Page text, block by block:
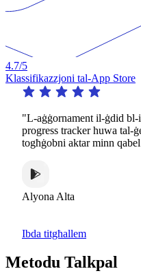
4.7/5
Klassifikazzjoni tal-App Store
aġġornament il-ġdid bl-
tracker huwa tal-ġenn.
aktar minn qabel."
Alta
Ibda titgħallem
Metodu Talkpal